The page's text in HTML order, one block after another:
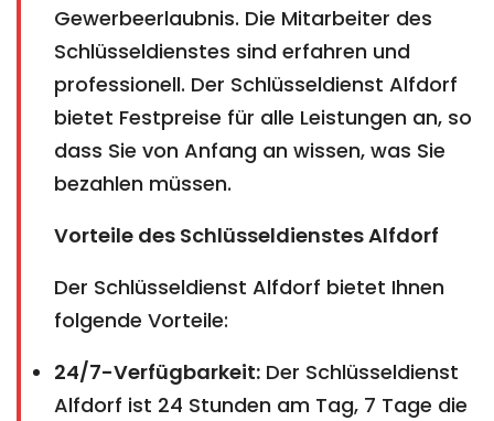
Gewerbeerlaubnis. Die Mitarbeiter des
Schlüsseldienstes sind erfahren und
professionell. Der Schlüsseldienst Alfdorf
bietet Festpreise für alle Leistungen an, so
dass Sie von Anfang an wissen, was Sie
bezahlen müssen.
Vorteile des Schlüsseldienstes Alfdorf
Der Schlüsseldienst Alfdorf bietet Ihnen
folgende Vorteile:
24/7-Verfügbarkeit: Der Schlüsseldienst
Alfdorf ist 24 Stunden am Tag, 7 Tage die